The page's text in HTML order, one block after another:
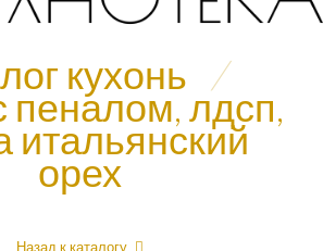
кухонь /
пеналом, лдсп,
итальянский
орех
Назад к каталогу